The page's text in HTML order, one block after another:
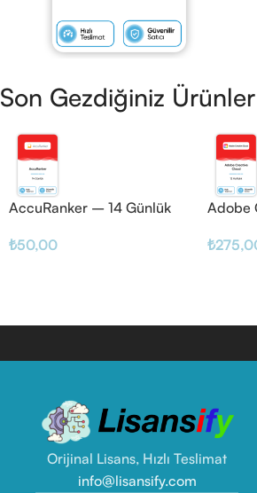
Son Gezdiğiniz Ürünler
AccuRanker – 14 Günlük
₺50,00
Adobe
₺
Orijinal Lisans, Hızlı Teslimat
info@lisansify.com